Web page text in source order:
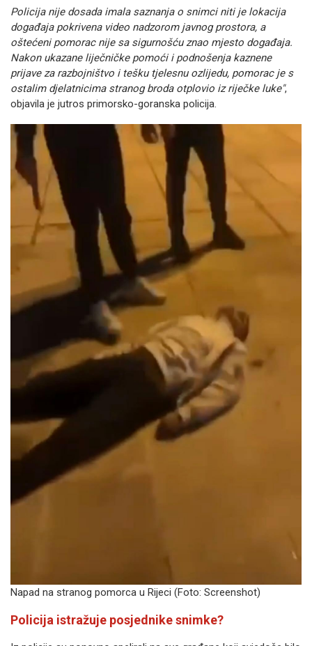
Policija nije dosada imala saznanja o snimci niti je lokacija
događaja pokrivena video nadzorom javnog prostora, a
oštećeni pomorac nije sa sigurnošću znao mjesto događaja.
Nakon ukazane liječničke pomoći i podnošenja kaznene
prijave za razbojništvo i tešku tjelesnu ozlijedu, pomorac je s
ostalim djelatnicima stranog broda otplovio iz riječke luke",
objavila je jutros primorsko-goranska policija.
Napad na stranog pomorca u Rijeci (Foto: Screenshot)
Policija istražuje posjednike snimke?